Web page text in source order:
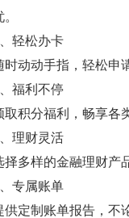
轻松办卡
时动动手指，轻松申
福利不停
取积分福利，畅享各
理财灵活
择多样的金融理财产
专属账单
供定制账单报告，不